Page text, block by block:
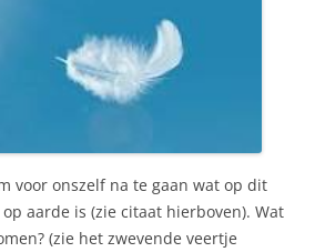
voor onszelf na te gaan wat op dit
aarde is (zie citaat hierboven). Wat
(zie het zwevende veertje